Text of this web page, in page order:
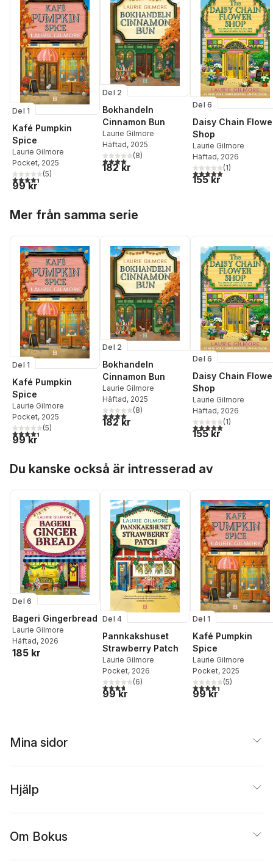
Del 1
Kafé Pumpkin
Spice
Laurie Gilmore
Pocket, 2025
4,4utav 5 stjärnor. Totalt antal röster:
(5)
99 kr
Del 2
Bokhandeln
Cinnamon Bun
Laurie Gilmore
Häftad, 2025
4,0utav 5 stjärnor. Totalt antal röster:
(8)
182 kr
Del 6
Daisy Chain
Shop
Laurie Gilmore
Häftad, 2026
5,0utav 5 stjärnor.
(1)
155 kr
Mer från samma serie
Del 1
Kafé Pumpkin
Spice
Laurie Gilmore
Pocket, 2025
4,4utav 5 stjärnor. Totalt antal röster:
(5)
99 kr
Del 2
Bokhandeln
Cinnamon Bun
Laurie Gilmore
Häftad, 2025
4,0utav 5 stjärnor. Totalt antal röster:
(8)
182 kr
Del 6
Daisy Chain
Shop
Laurie Gilmore
Häftad, 2026
5,0utav 5 stjärnor.
(1)
155 kr
Du kanske också är intresserad av
Del 6
Bageri Gingerbread
Laurie Gilmore
Häftad, 2026
185 kr
Del 4
Pannkakshuset
Strawberry Patch
Laurie Gilmore
Pocket, 2026
3,7utav 5 stjärnor. Totalt antal röster:
(6)
99 kr
Del 1
Kafé Pumpkin
Spice
Laurie Gilmore
Pocket, 2025
4,4utav 5 stjärnor.
(5)
99 kr
Mina sidor
Hjälp
Om Bokus